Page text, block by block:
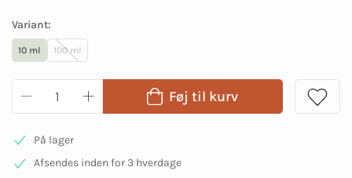
Variant:
10 ml 100 ml
Føj til kurv
På lager
Afsendes inden for 3 hverdage